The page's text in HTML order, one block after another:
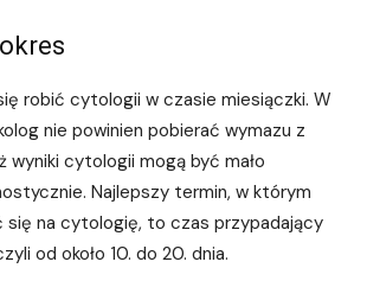
robić cytologii w czasie miesiączki. W
nie powinien pobierać wymazu z
wyniki cytologii mogą być mało
Najlepszy termin, w którym
się na cytologię, to czas przypadający
od około 10. do 20. dnia.